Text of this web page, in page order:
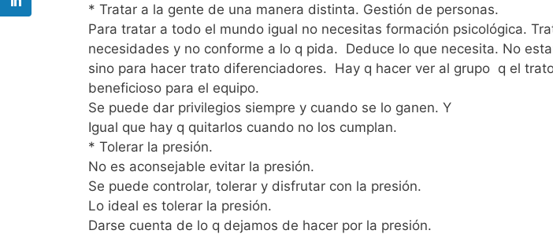
* Tratar a la gente de una manera distinta. Gestión de personas.
Para tratar a todo el mundo igual no necesitas formación psicológica.
necesidades y no conforme a lo q pida. Deduce lo que necesita. No
sino para hacer trato diferenciadores. Hay q hacer ver al grupo q el
beneficioso para el equipo.
Se puede dar privilegios siempre y cuando se lo ganen. Y
Igual que hay q quitarlos cuando no los cumplan.
* Tolerar la presión.
No es aconsejable evitar la presión.
Se puede controlar, tolerar y disfrutar con la presión.
Lo ideal es tolerar la presión.
Darse cuenta de lo q dejamos de hacer por la presión.